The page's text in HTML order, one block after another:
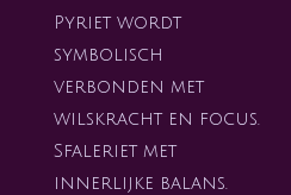
Pyriet wordt
symbolisch
verbonden met
wilskracht en focus.
Sfaleriet met
innerlijke balans.